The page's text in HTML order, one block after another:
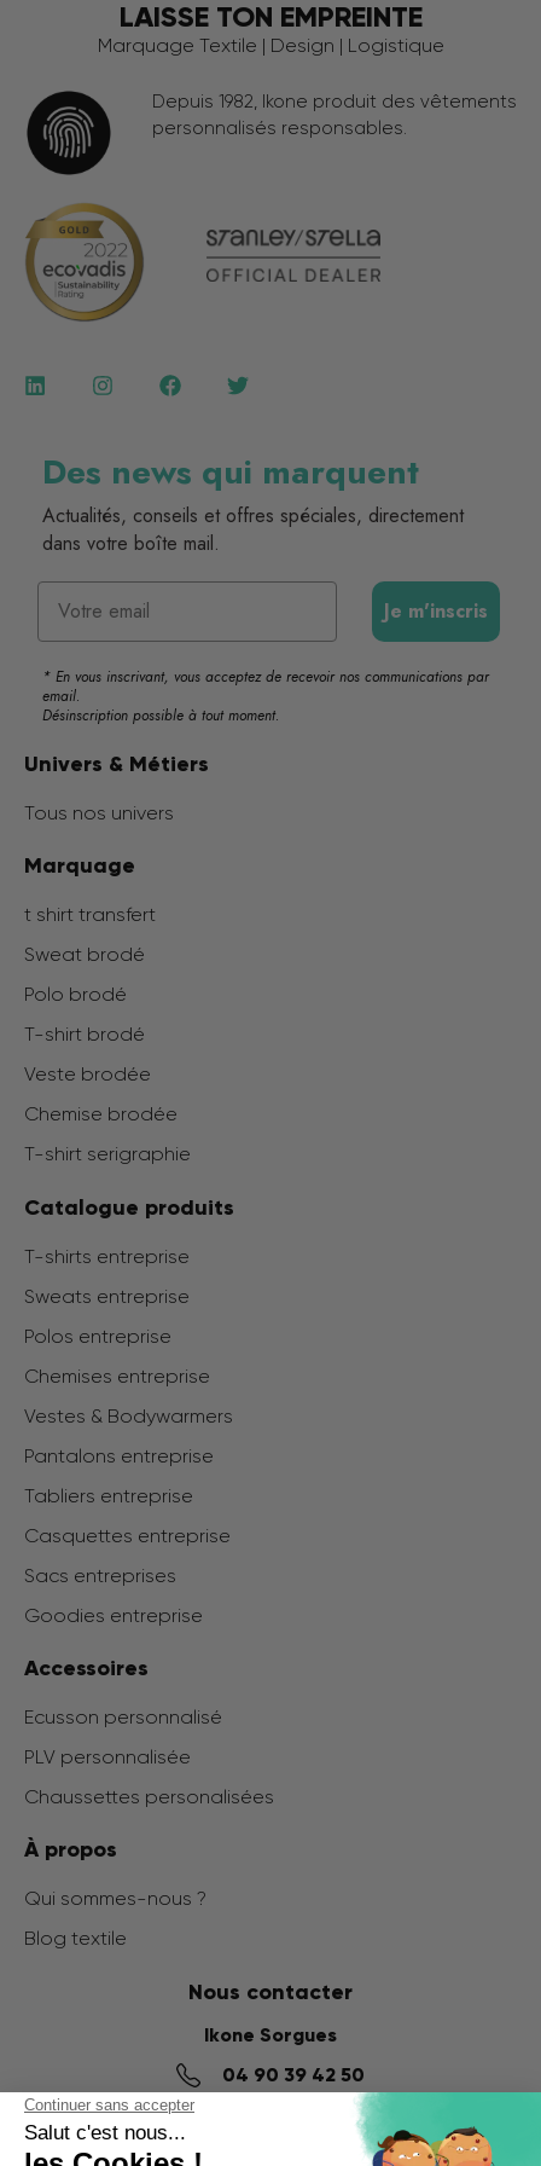
LAISSE TON EMPREINTE
Marquage Textile | Design | Logistique
Depuis 1982, Ikone produit des vêtements
personnalisés responsables.
Des news qui marquent
Actualités, conseils et offres spéciales, directement
dans votre boîte mail.
Je m'inscris
* En vous inscrivant, vous acceptez de recevoir nos communications par
email.
Désinscription possible à tout moment.
Univers & Métiers
Tous nos univers
Marquage
t shirt transfert
Sweat brodé
Polo brodé
T-shirt brodé
Veste brodée
Chemise brodée
T-shirt serigraphie
Catalogue produits
T-shirts entreprise
Sweats entreprise
Polos entreprise
Chemises entreprise
Vestes & Bodywarmers
Pantalons entreprise
Tabliers entreprise
Casquettes entreprise
Sacs entreprises
Goodies entreprise
Accessoires
Ecusson personnalisé
PLV personnalisée
Chaussettes personalisées
À propos
Qui sommes-nous ?
Blog textile
Nous contacter
Ikone Sorgues
04 90 39 42 50
14 impasse Denis Papin,
ZI du Fournalet